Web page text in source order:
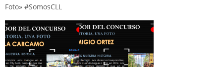
Foto» #SomosCLL